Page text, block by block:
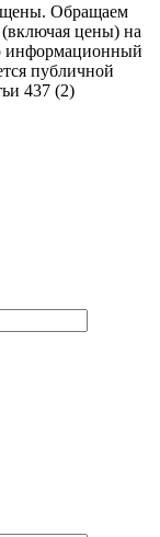
Обращаем
цены) на
информационный
публичной
437 (2)